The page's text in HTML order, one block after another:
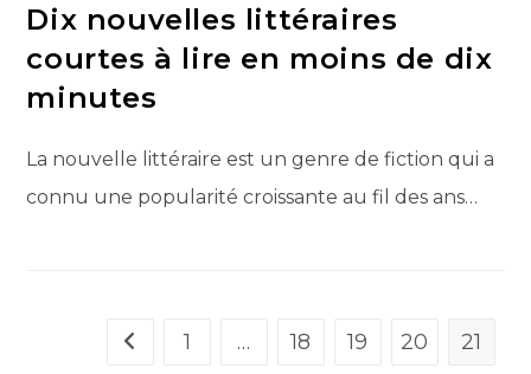
Dix nouvelles littéraires
courtes à lire en moins de dix
minutes
La nouvelle littéraire est un genre de fiction qui a
connu une popularité croissante au fil des ans…
Go to the previous page
1 … 18 19 20 21